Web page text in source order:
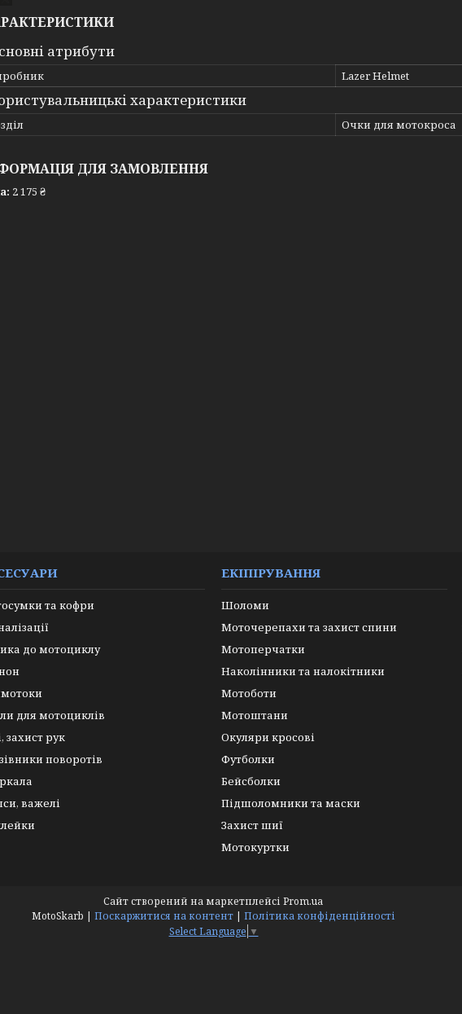
атрибути
Lazer Helmet
характеристики
Очки для мотокроса
ДЛЯ ЗАМОВЛЕННЯ
2 175 ₴
та кофри
до мотоциклу
для мотоциклів
захист рук
поворотів
важелі
ЕКІПІРУВАННЯ
Шоломи
Моточерепахи та захист спини
Мотоперчатки
Наколінники та налокітники
Мотоботи
Мотоштани
Окуляри кросові
Футболки
Бейсболки
Підшоломники та маски
Захист шиї
Мотокуртки
Сайт створений на маркетплейсі Prom.ua
MotoSkarb | Поскаржитися на контент | Політика конфіденційності
Select Language ▼